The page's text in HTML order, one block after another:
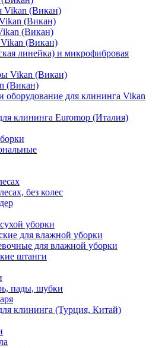
Vikan (Викан)
(Викан)
(Викан)
(Викан)
линейка) и микрофибровая
Vikan (Викан)
(Викан)
оборудование для клининга Vikan
клининга Euromop (Италия)
без колес
уборки
для влажной уборки
для влажной уборки
штанги
пады, шубки
клининга (Турция, Китай)